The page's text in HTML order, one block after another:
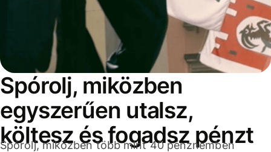
Spórolj, miközben
egyszerűen utalsz,
költesz és fogadsz pénzt
Spórolj, miközben több mint 40 pénznemben